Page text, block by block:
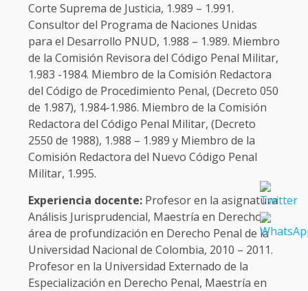
Corte Suprema de Justicia, 1.989 – 1.991.
Consultor del Programa de Naciones Unidas
para el Desarrollo PNUD, 1.988 – 1.989. Miembro
de la Comisión Revisora del Código Penal Militar,
1.983 -1984. Miembro de la Comisión Redactora
del Código de Procedimiento Penal, (Decreto 050
de 1.987), 1.984-1.986. Miembro de la Comisión
Redactora del Código Penal Militar, (Decreto
2550 de 1988), 1.988 – 1.989 y Miembro de la
Comisión Redactora del Nuevo Código Penal
Militar, 1.995.
Experiencia docente: Profesor en la asignatura
Análisis Jurisprudencial, Maestría en Derecho,
área de profundización en Derecho Penal de la
Universidad Nacional de Colombia, 2010 – 2011.
Profesor en la Universidad Externado de la
Especialización en Derecho Penal, Maestría en